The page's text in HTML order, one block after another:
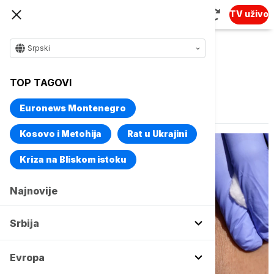
TV uživo
Srpski
TOP TAGOVI
Euronews Montenegro
Kosovo i Metohija Rat u Ukrajini
Kriza na Bliskom istoku
Najnovije
Srbija
Evropa
Vise o temi
Grip